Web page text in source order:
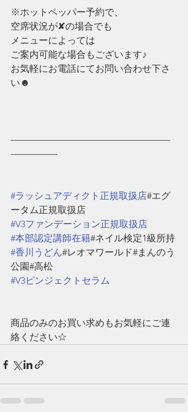
※ホットペッパー予約で、
空席状況が✘の場合でも
メニューによっては
ご案内可能な場合もございます♪
お気軽にお電話にてお問い合わせ下さ
い☻
—————————————————
—————
#ラッシュアディクト正規取扱店#エグ
ータム正規取扱店
#V3ファンデーション正規取扱店
#本部認定講師在籍#ネイル検定1級所持
#香川うどん#レオマワールド#まんのう
公園#高松
#V3ピンジェクトセラム
商品のみのお買い求めもお気軽にご連
絡ください☆